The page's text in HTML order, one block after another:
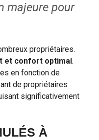
majeure pour
propriétaires.
et confort optimal .
en fonction de
de propriétaires
significativement
À